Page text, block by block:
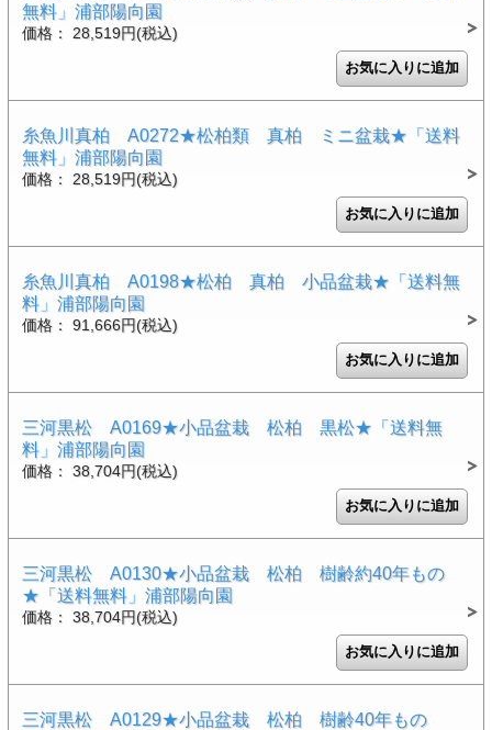
無料」浦部陽向園
価格： 28,519円(税込)
糸魚川真柏 A0272★松柏類 真柏 ミニ盆栽★「送料
無料」浦部陽向園
価格： 28,519円(税込)
糸魚川真柏 A0198★松柏 真柏 小品盆栽★「送料無
料」浦部陽向園
価格： 91,666円(税込)
三河黒松 A0169★小品盆栽 松柏 黒松★「送料無
料」浦部陽向園
価格： 38,704円(税込)
三河黒松 A0130★小品盆栽 松柏 樹齢約40年もの
★「送料無料」浦部陽向園
価格： 38,704円(税込)
三河黒松 A0129★小品盆栽 松柏 樹齢40年もの